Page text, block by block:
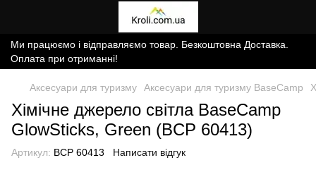
Ми працюємо і відправляємо товар. Безкоштовна Доставка.
Оплата при отриманні!
Аксесуари для туризму Аксесуари для туризму BaseCamp
Хімічне джерело світла BaseCamp
GlowSticks, Green (BCP 60413)
Артикул: BCP 60413 Написати відгук